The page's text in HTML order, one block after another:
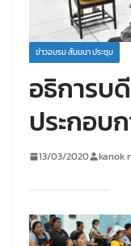
ข่าวอบรม สัมมนา ประชุม
อธิการบ
ประกอบ
13/03/2020 kanok